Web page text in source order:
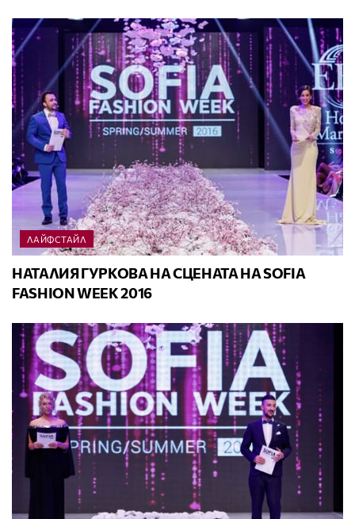
ЛАЙФСТАЙЛ
НАТАЛИЯ ГУРКОВА НА СЦЕНАТА НА SOFIA
FASHION WEEK 2016